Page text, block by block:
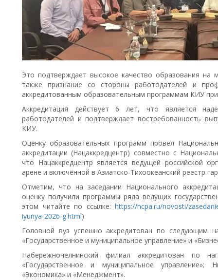
Это подтверждает высокое качество образования на
также признание со стороны работодателей и
аккредитованным образовательным программам КИУ
Аккредитация действует 6 лет, что является
работодателей и подтверждает востребованность
КИУ.
Оценку образовательных программ провёл
аккредитации (Нацаккредцентр) совместно с
что Нацаккредцентр является ведущей российской
арене и включённой в Азиатско-Тихоокеанский реестр
Отметим, что на заседании Национального
оценку получили программы ряда ведущих
этом читайте по ссылке: https://ncpa.ru/novosti/
iyunya-2026-g.html)
Головной вуз успешно аккредитован по следующим
«Государственное и муниципальное управление» и
Набережночелнинский филиал аккредитован по
«Государственное и муниципальное
«Экономика» и «Менеджмент».